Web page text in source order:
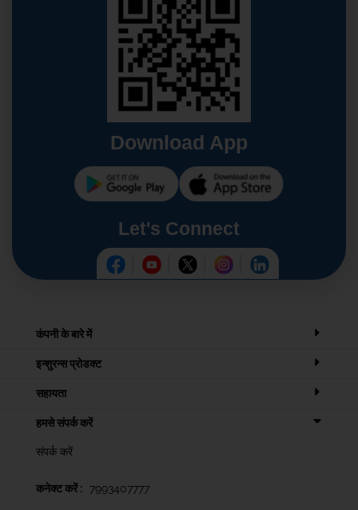
Download App
Let's Connect
कंपनी के बारे में
इन्शुरन्स प्रोडक्ट
सहायता
हमसे संपर्क करें
संपर्क करें
कनेक्ट करें : 7993407777